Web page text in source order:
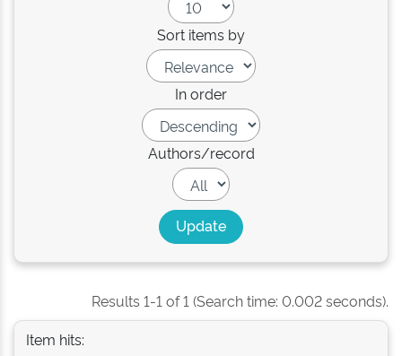
Sort items by
In order
Authors/record
Results 1-1 of 1 (Search time: 0.002 seconds).
Item hits: